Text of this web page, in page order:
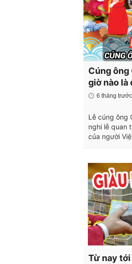
Cúng ông
giờ nào là
6 tháng trước
Lễ cúng ông
nghi lễ quan
của người
Từ nay tới